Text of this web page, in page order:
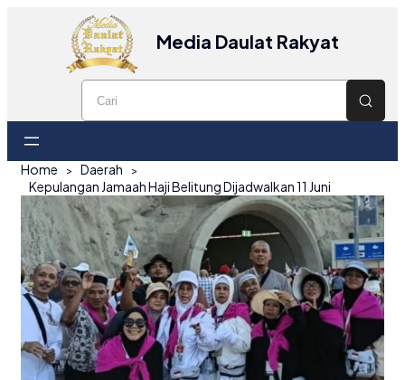
Media Daulat Rakyat
Home
Daerah
Kepulangan Jamaah Haji Belitung Dijadwalkan 11 Juni